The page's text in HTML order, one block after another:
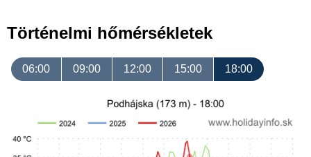
Történelmi hőmérsékletek
06:00 09:00 12:00 15:00 18:00